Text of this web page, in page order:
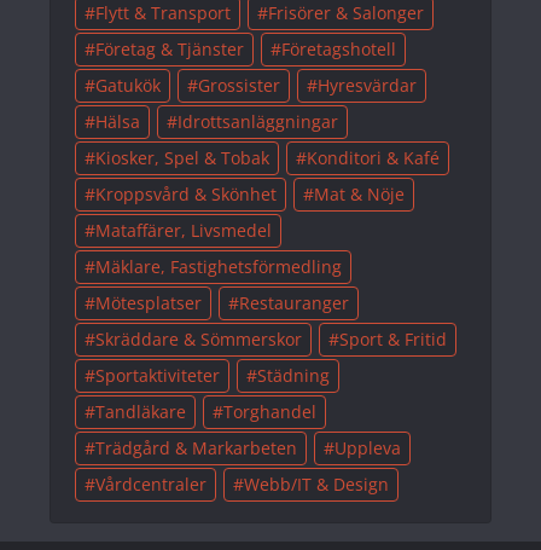
Flytt & Transport
Frisörer & Salonger
Företag & Tjänster
Företagshotell
Gatukök
Grossister
Hyresvärdar
Hälsa
Idrottsanläggningar
Kiosker, Spel & Tobak
Konditori & Kafé
Kroppsvård & Skönhet
Mat & Nöje
Mataffärer, Livsmedel
Mäklare, Fastighetsförmedling
Mötesplatser
Restauranger
Skräddare & Sömmerskor
Sport & Fritid
Sportaktiviteter
Städning
Tandläkare
Torghandel
Trädgård & Markarbeten
Uppleva
Vårdcentraler
Webb/IT & Design